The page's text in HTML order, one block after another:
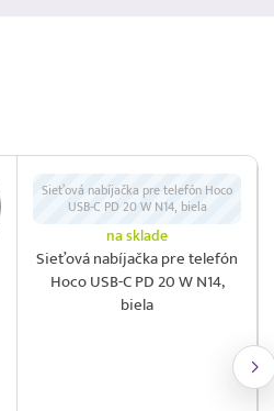
Sieťová nabíjačka pre telefón Hoco
USB-C PD 20 W N14, biela
na sklade
Sieťová nabíjačka pre telefón
Hoco USB-C PD 20 W N14,
biela